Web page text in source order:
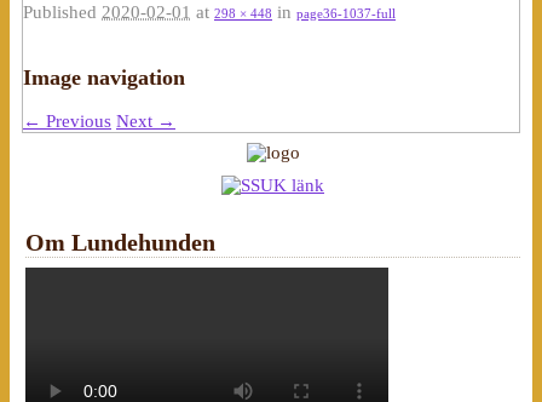
Published 2020-02-01 at 298 × 448 in page36-1037-full
Image navigation
← Previous Next →
Om Lundehunden